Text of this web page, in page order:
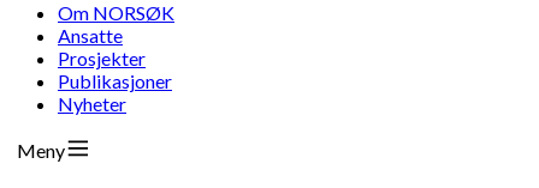
Om NORSØK
Ansatte
Prosjekter
Publikasjoner
Nyheter
Meny